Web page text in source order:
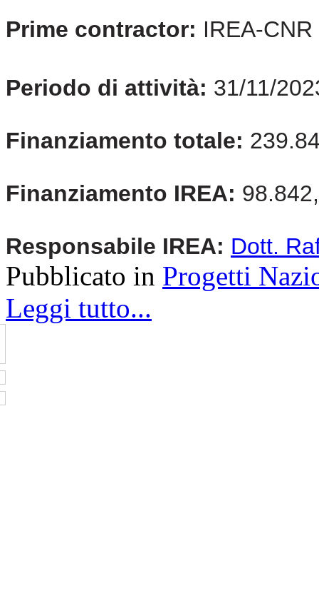
Prime contractor: IREA-CNR
Periodo di attività: 31/11/
Finanziamento totale:
Finanziamento IREA:
Responsabile IREA: Dott.
Pubblicato in Progetti
Leggi tutto...